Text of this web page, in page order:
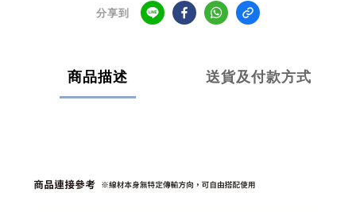
分享到
商品描述 送貨及付款方式